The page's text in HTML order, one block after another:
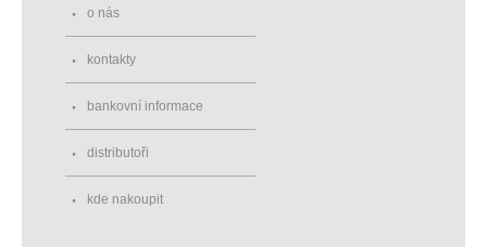
o nás
kontakty
bankovní informace
distributoři
kde nakoupit